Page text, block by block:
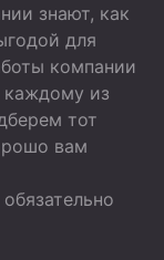
знают, как
для
компании
каждому из
тот
вам